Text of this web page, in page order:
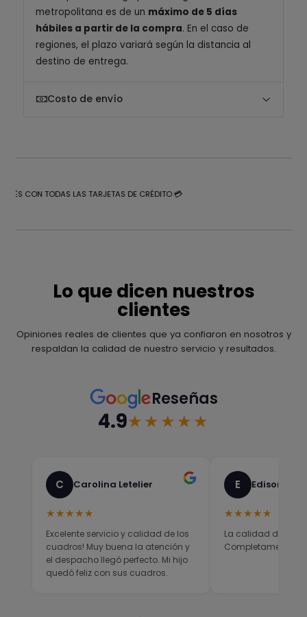
metropolitana es de un máximo de 5 días
hábiles a partir de la compra. En el caso de
regiones, el plazo variará según la distancia al
destino de entrega.
Costo de envío
CON TODAS LAS TARJETAS DE CRÉDITO 💳
Lo que dicen nuestros
clientes
Opiniones reales de clientes que ya confiaron en nosotros y
respaldan la calidad de nuestro servicio y resultados.
Reseñas
4.9★★★★★
C Carolina Letelier
★★★★★
Excelente servicio y calidad de los
cuadros! Muy buena la atención y
el despacho llegó perfecto. Mi hijo
quedó feliz con sus cuadros.
E Edison
★★★★★
La calidad del
Completamente